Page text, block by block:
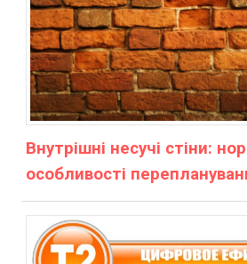
Внутрішні несучі стіни:
особливості